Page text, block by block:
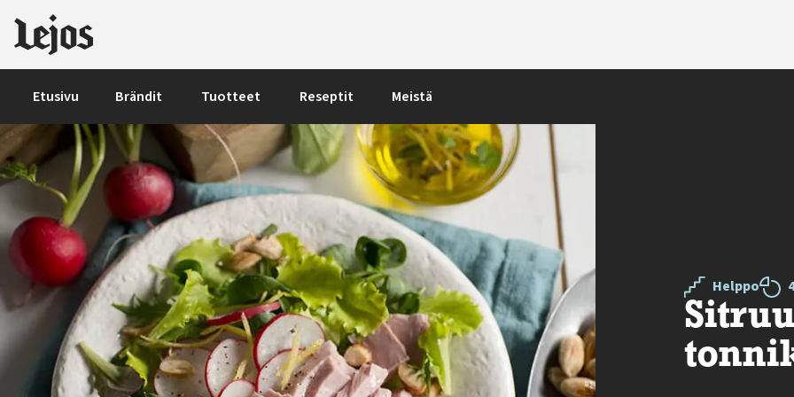
Siirry sisältöön
Etusivu Brändit Tuotteet Reseptit Meistä
Helppo